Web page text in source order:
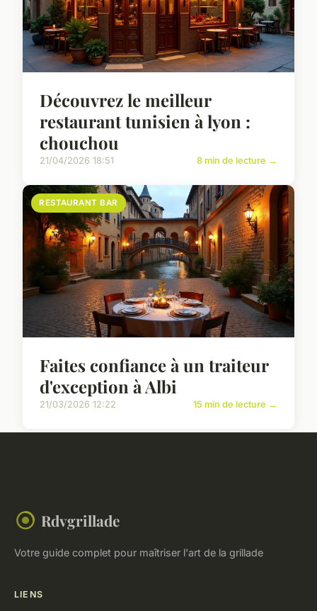
Découvrez le meilleur
restaurant tunisien à lyon :
chouchou
21/04/2026 18:51 8 min de lecture →
RESTAURANT BAR
Faites confiance à un traiteur
d'exception à Albi
21/03/2026 12:22 15 min de lecture →
Rdvgrillade
Votre guide complet pour maîtriser l'art de la grillade
LIENS